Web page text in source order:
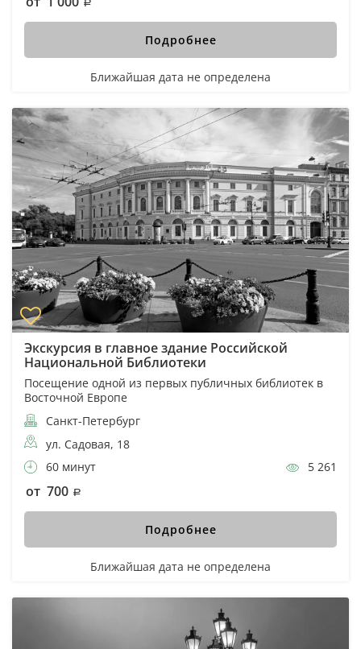
Подробнее
Ближайшая дата не определена
Экскурсия в главное здание Российской
Национальной Библиотеки
Посещение одной из первых публичных библиотек в
Восточной Европе
Санкт-Петербург
ул. Садовая, 18
60 минут
5 261
от 700
Подробнее
Ближайшая дата не определена